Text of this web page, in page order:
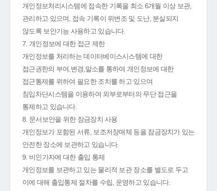
개인정보처리시스템에 접속한 기록을 최소 6개월 이상 보관,
관리하고 있으며, 접속 기록이 위변조 및 도난, 분실되지
않도록 보안기능 사용하고 있습니다.
7. 개인정보에 대한 접근 제한
개인정보를 처리하는 데이터베이스시스템에 대한
접근권한의 부여,변경,말소를 통하여 개인정보에 대한
접근통제를 위하여 필요한 조치를 하고 있으며
침입차단시스템을 이용하여 외부로부터의 무단 접근을
통제하고 있습니다.
8. 문서보안을 위한 잠금장치 사용
개인정보가 포함된 서류, 보조저장매체 등을 잠금장치가 있는
안전한 장소에 보관하고 있습니다.
9. 비인가자에 대한 출입 통제
개인정보를 보관하고 있는 물리적 보관 장소를 별도로 두고
이에 대해 출입통제 절차를 수립, 운영하고 있습니다.